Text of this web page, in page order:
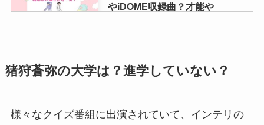
やiDOME収録曲？才能や
関西ジャニーズのグループ一覧！
デビュー組やJr.組は？大倉忠義が
猪狩蒼弥の大学は？進学していない？
様々なクイズ番組に出演されていて、インテリの